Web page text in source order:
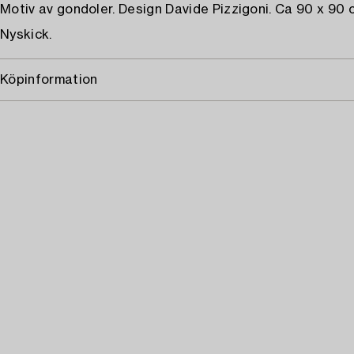
Motiv av gondoler. Design Davide Pizzigoni. Ca 90 x 90
Nyskick.
Köpinformation